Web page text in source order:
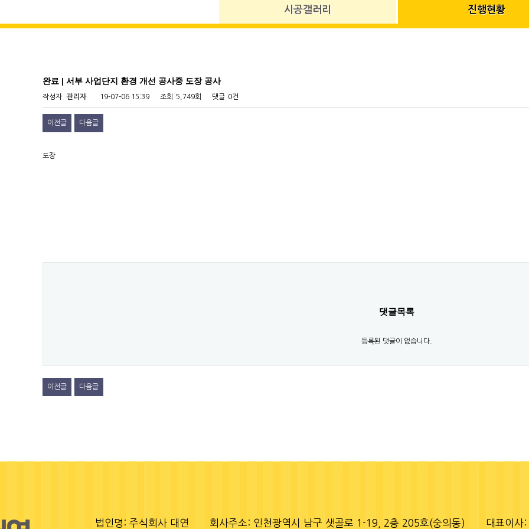
시공갤러리 진행현황
완료 | 서부 사업단지 환경 개선 공사중 도장 공사
작성자 관리자 19-07-06 15:39 조회 5,749회 댓글 0건
이전글 다음글
도장
댓글목록
등록된 댓글이 없습니다.
이전글 다음글
법인명: 주식회사 대연 회사주소: 인천광역시 남구 샛골로 1-19, 2층 205호(숭의동) 대표이사: